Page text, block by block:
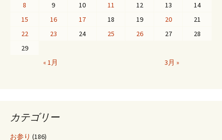
8
9 10 11 12 13
14
15
16 17 18 19 20
21
22
23 24 25 26 27
28
29
« 1月
3月 »
カテゴリー
お参り (186)